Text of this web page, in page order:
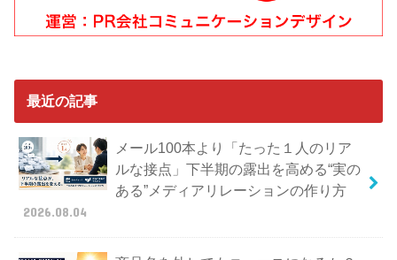
最近の記事
メール100本より「たった１人のリア
ルな接点」下半期の露出を高める“実の
ある”メディアリレーションの作り方
2026.08.04